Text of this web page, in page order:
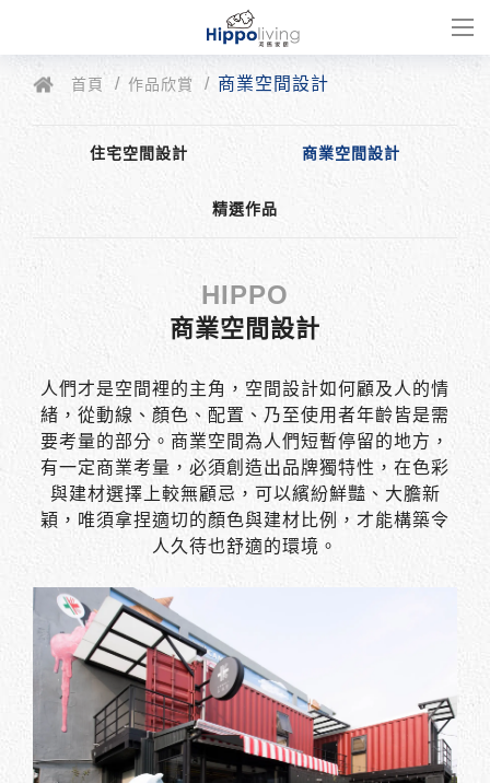
首頁 作品欣賞 商業空間設計
住宅空間設計 商業空間設計
精選作品
商業空間設計
人們才是空間裡的主角，空間設計如何顧及人的情
緒，從動線、顏色、配置、乃至使用者年齡皆是需
要考量的部分。商業空間為人們短暫停留的地方，
有一定商業考量，必須創造出品牌獨特性，在色彩
與建材選擇上較無顧忌，可以繽紛鮮豔、大膽新
穎，唯須拿捏適切的顏色與建材比例，才能構築令
人久待也舒適的環境。